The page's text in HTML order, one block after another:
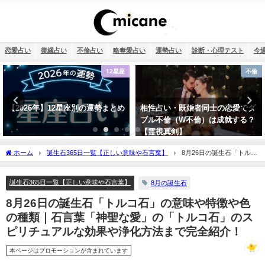
恋愛占い 復縁占い 不倫占い 略奪愛占い 運勢占い 診断・心理テスト 今
不倫
相性占い・既婚者同士の恋愛でダ
ブル不倫（W不倫）は成就する？
【霊視真剣】
恋愛
誕生日占い・運命の人を顔画像付
きで完全無料で鑑定します！
ホーム 誕生石365日一覧【正しい意味や石言葉】
8月26日の誕生石「トルコ
石」の意味や特徴や色の種類｜石言葉「神聖な愛」の「トルコ石」のスピリチュアル
誕生石365日一覧【正しい意味や石言葉】
8月の誕生石
8月26日の誕生石「トルコ石」の意味や特徴や色
の種類｜石言葉「神聖な愛」の「トルコ石」のス
ピリチュアルな効果や浄化方法まで完全紹介！
本ページはプロモーションが含まれています